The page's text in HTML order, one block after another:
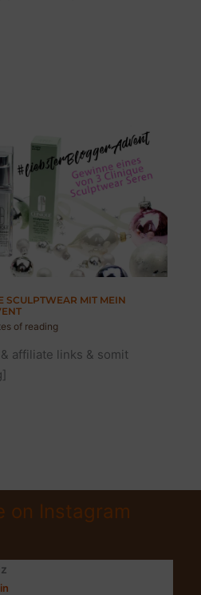
SCULPTWEAR MIT MEIN
of reading
affiliate links & somit
on Instagram